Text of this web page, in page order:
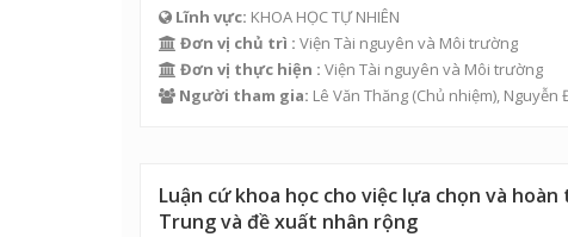
Lĩnh vực: KHOA HỌC TỰ NHIÊN
Đơn vị chủ trì : Viện Tài nguyên và Môi trường
Đơn vị thực hiện : Viện Tài nguyên và Môi trường
Người tham gia: Lê Văn Thăng (Chủ nhiệm), Nguyễn
Luận cứ khoa học cho việc lựa chọn và
Trung và đề xuất nhân rộng